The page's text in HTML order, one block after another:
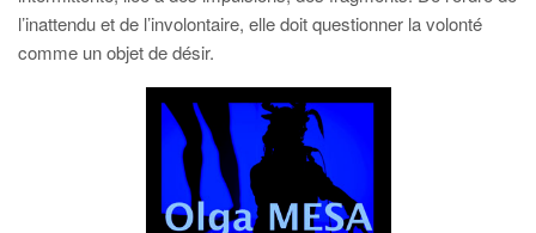
l’inattendu et de l’involontaire, elle doit questionner la volonté
comme un objet de désir.